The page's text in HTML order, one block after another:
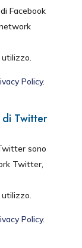
Facebook
Policy.
Twitter
sono
Twitter,
Policy.